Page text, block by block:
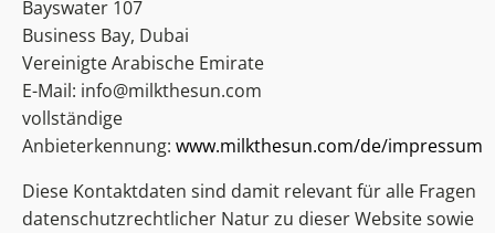
Bayswater 107
Business Bay, Dubai
Vereinigte Arabische Emirate
E-Mail: info@milkthesun.com
vollständige
Anbieterkennung: www.milkthesun.com/de/impressum
Diese Kontaktdaten sind damit relevant für alle Fragen
datenschutzrechtlicher Natur zu dieser Website sowie